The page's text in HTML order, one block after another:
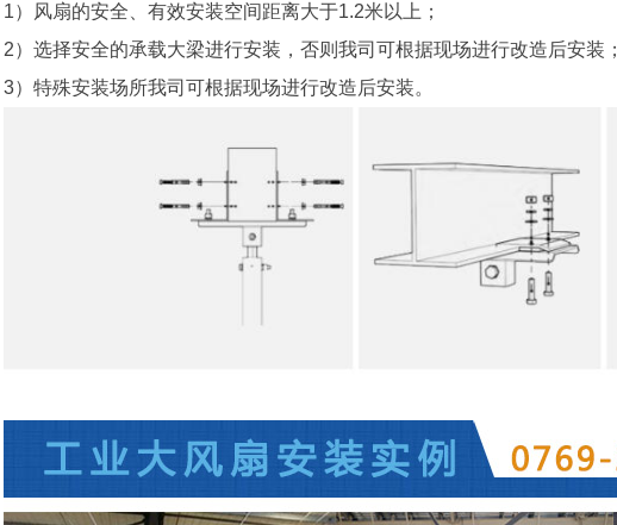
1）风扇的安全、有效安装空间距离大于1.2米以上；
2）选择安全的承载大梁进行安装，否则我司可根据现场进行改造后安装；
3）特殊安装场所我司可根据现场进行改造后安装。